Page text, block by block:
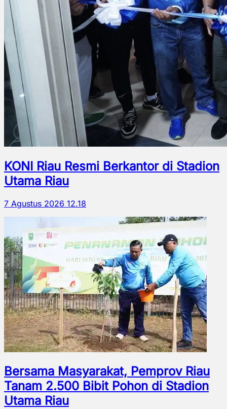
KONI Riau Resmi Berkantor di Stadion
Utama Riau
7 Agustus 2026 12.18
Bersama Masyarakat, Pemprov Riau
Tanam 2.500 Bibit Pohon di Stadion
Utama Riau